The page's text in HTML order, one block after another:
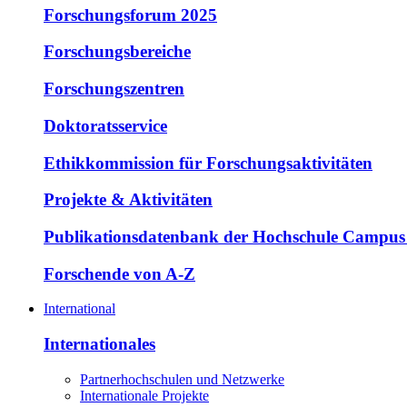
Forschungsforum 2025
Forschungsbereiche
Forschungszentren
Doktoratsservice
Ethikkommission für Forschungsaktivitäten
Projekte & Aktivitäten
Publikationsdatenbank der Hochschule
Forschende von A-Z
International
Internationales
Partnerhochschulen und Netzwerke
Internationale Projekte